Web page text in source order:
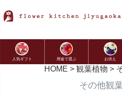
人気ギフト 用途で選ぶ お供え
HOME 観葉植物
その他観